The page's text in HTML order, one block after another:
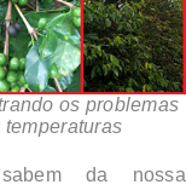
os problemas
da nossa